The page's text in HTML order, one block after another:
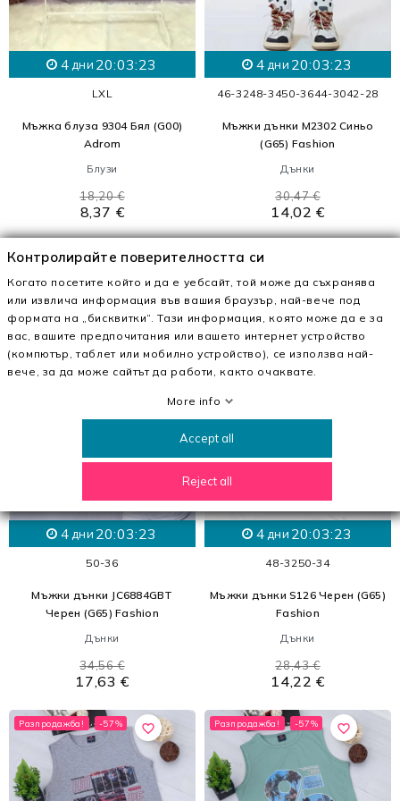
4 дни 20:03:21
LXL
Мъжка блуза 9304 Бял (G00)
Adrom
Блузи
8,37 €
18,20 €
4 дни 20:03:21
46-3248-3450-3644-3042-28
Мъжки дънки M2302 Синьо
(G65) Fashion
Дънки
14,02 €
30,47 €
favorite_border
Разпродажба! -49%
4 дни 20:03:21
50-36
Мъжки дънки JC6884GBT
Черен (G65) Fashion
Дънки
17,63 €
34,56 €
Разпродажба!
4 дни 20:03:21
48-3250-34
Мъжки дънки S126 Черен (G65)
Fashion
Дънки
14,22 €
28,43 €
favorite_border
Разпродажба! -57% favorite_border
Разпродажба! -57%
Контролирайте поверителността си
Когато посетите който и да е уебсайт, той може да съхранява
или извлича информация във вашия браузър, най-вече под
формата на „бисквитки“. Тази информация, която може да е за
вас, вашите предпочитания или вашето интернет устройство
(компютър, таблет или мобилно устройство), се използва най-
вече, за да може сайтът да работи, както очаквате.
More info
Accept all
Reject all
FILTER